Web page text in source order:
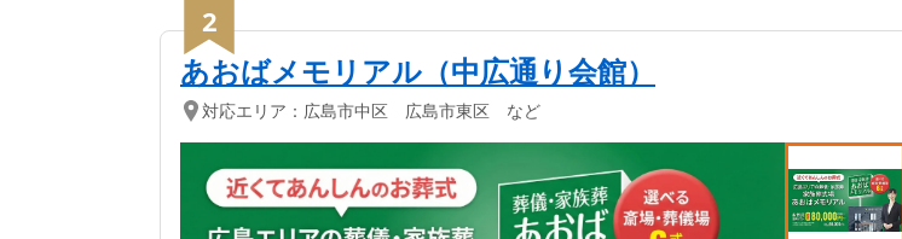
2
あおばメモリアル（中広通り会館）
対応エリア： 広島市中区 広島市東区 など